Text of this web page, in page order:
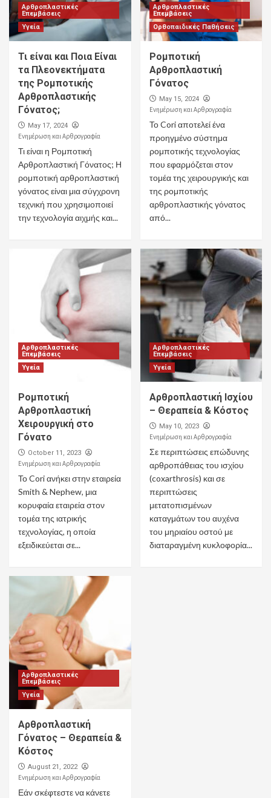
Αρθροπλαστικές
Επεμβάσεις
Υγεία
Τι είναι και Ποια Είναι
τα Πλεονεκτήματα
της Ρομποτικής
Αρθροπλαστικής
Γόνατος;
May 17, 2024
Ενημέρωση και Αρθρογραφία
Τι είναι η Ρομποτική
Αρθροπλαστική Γόνατος; Η
ρομποτική αρθροπλαστική
γόνατος είναι μια σύγχρονη
τεχνική που χρησιμοποιεί
την τεχνολογία αιχμής και...
Αρθροπλαστικές
Επεμβάσεις
Ορθοπαιδικές Παθήσεις
Ρομποτική
Αρθροπλαστική
Γόνατος
May 15, 2024
Ενημέρωση και Αρθρογραφία
Το Cori αποτελεί ένα
προηγμένο σύστημα
ρομποτικής τεχνολογίας
που εφαρμόζεται στον
τομέα της χειρουργικής και
της ρομποτικής
αρθροπλαστικής γόνατος
από...
Αρθροπλαστικές
Επεμβάσεις
Υγεία
Ρομποτική
Αρθροπλαστική
Χειρουργική στο
Γόνατο
October 11, 2023
Ενημέρωση και Αρθρογραφία
Το Cori ανήκει στην εταιρεία
Smith & Nephew, μια
κορυφαία εταιρεία στον
τομέα της ιατρικής
τεχνολογίας, η οποία
εξειδικεύεται σε...
Αρθροπλαστικές
Επεμβάσεις
Υγεία
Αρθροπλαστική Ισχίου
– Θεραπεία & Κόστος
May 10, 2023
Ενημέρωση και Αρθρογραφία
Σε περιπτώσεις επώδυνης
αρθροπάθειας του ισχίου
(coxarthrosis) και σε
περιπτώσεις
μετατοπισμένων
καταγμάτων του αυχένα
του μηριαίου οστού με
διαταραγμένη κυκλοφορία...
Αρθροπλαστικές
Επεμβάσεις
Υγεία
Αρθροπλαστική
Γόνατος – Θεραπεία &
Κόστος
August 21, 2022
Ενημέρωση και Αρθρογραφία
Εάν σκέφτεστε να κάνετε